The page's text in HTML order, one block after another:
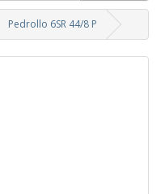
Pedrollo 6SR 44/8 P